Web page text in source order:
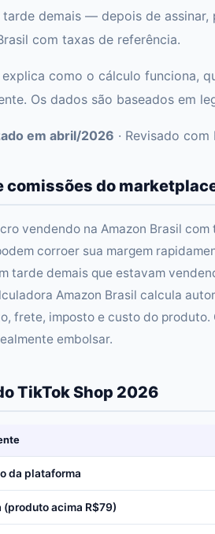
demais — depois de
com taxas de referência.
explica como o cálculo funciona,
Os dados são baseados em
em abril/2026 · Revisado
comissões do
vendendo na Amazon Brasil
corroer sua margem
tarde demais que estavam
Amazon Brasil calcula
frete, imposto e custo do
embolsar.
TikTok Shop 2026
da plataforma
(produto acima R$79)